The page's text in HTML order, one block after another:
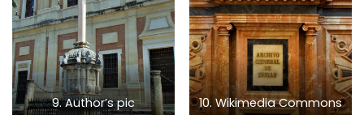
9. Author’s pic 10. Wikimedia Commons